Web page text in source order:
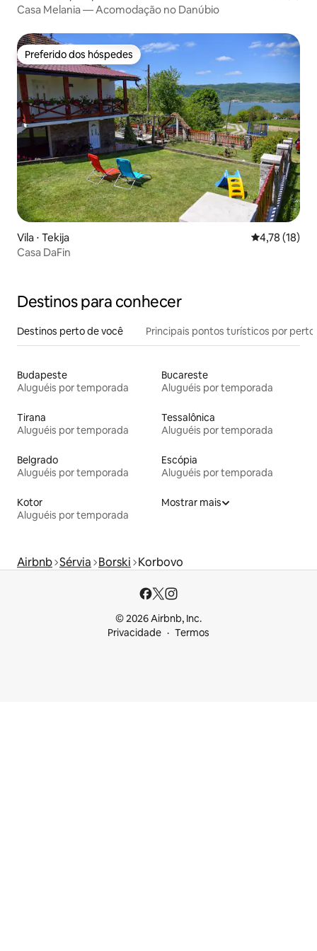
Casa Melania — Acomodação no Danúbio
Preferido dos hóspedes
Preferido dos hóspedes
Vila ⋅ Tekija 4,78 de uma
4,78 (18)
Casa DaFin
Destinos para conhecer
Destinos perto de você Principais pontos turísticos por perto
Budapeste
Aluguéis por temporada
Bucareste
Aluguéis por temporada
Tirana
Aluguéis por temporada
Tessalônica
Aluguéis por temporada
Belgrado
Aluguéis por temporada
Escópia
Aluguéis por temporada
Kotor
Aluguéis por temporada
Mostrar mais
Airbnb Sérvia Borski Korbovo
© 2026 Airbnb, Inc.
Privacidade
Termos